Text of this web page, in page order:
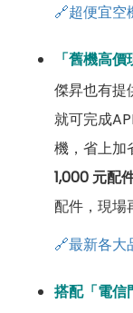
🔗超便宜空
「舊機高
傑昇也有提
就可完成
機，省上加
1,000 元配
配件，現場
🔗最新各大
搭配「電信